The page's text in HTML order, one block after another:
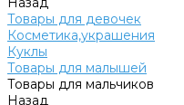
Товары для девочек
Косметика,украшения
Куклы
Товары для малышей
Товары для мальчиков
Назад